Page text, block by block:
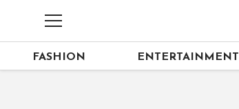
FASHION ENTERTAINMENT